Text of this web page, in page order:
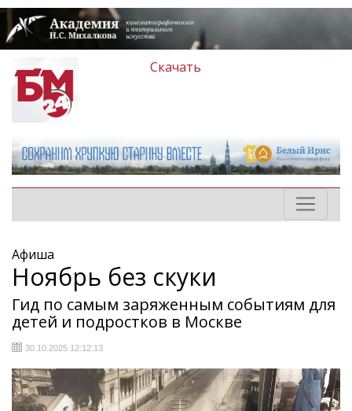
Скачать
Афиша
Ноябрь без скуки
Гид по самым заряженным событиям для
детей и подростков в Москве
30.10.2025 12:12:13